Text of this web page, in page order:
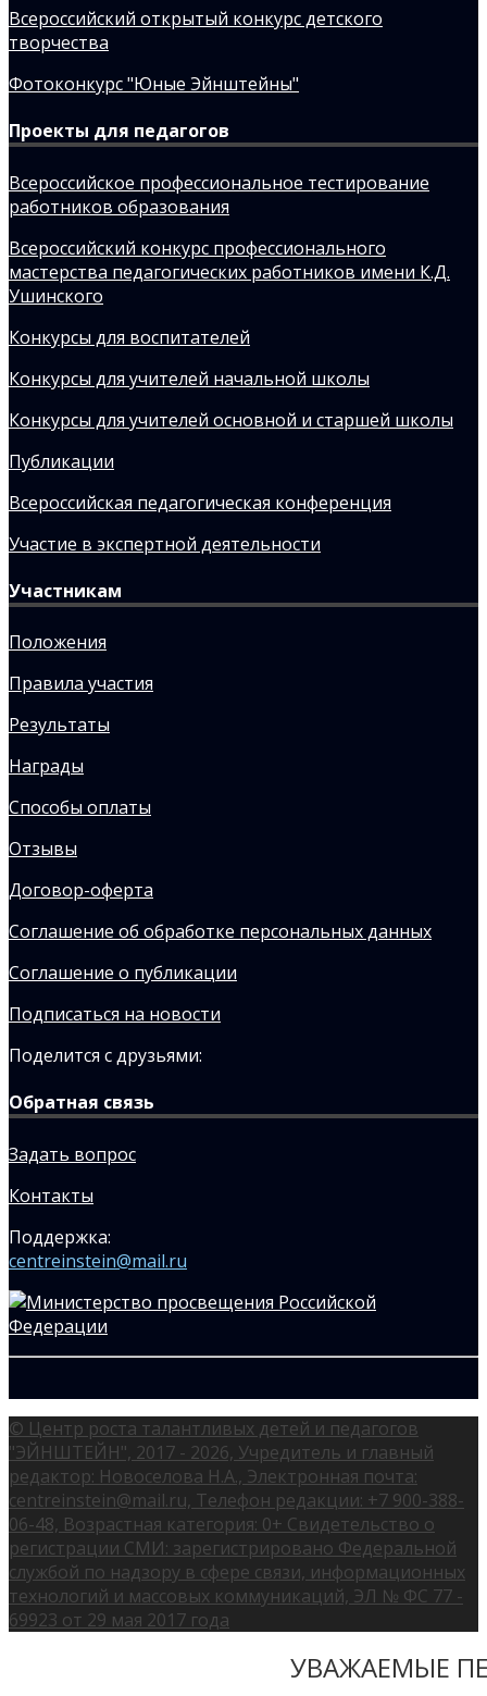
Всероссийский открытый конкурс детского
творчества
Фотоконкурс "Юные Эйнштейны"
Проекты для педагогов
Всероссийское профессиональное тестирование
работников образования
Всероссийский конкурс профессионального
мастерства педагогических работников имени К.Д.
Ушинского
Конкурсы для воспитателей
Конкурсы для учителей начальной школы
Конкурсы для учителей основной и старшей школы
Публикации
Всероссийская педагогическая конференция
Участие в экспертной деятельности
Участникам
Положения
Правила участия
Результаты
Награды
Способы оплаты
Отзывы
Договор-оферта
Соглашение об обработке персональных данных
Соглашение о публикации
Подписаться на новости
Поделится с друзьями:
Обратная связь
Задать вопрос
Контакты
Поддержка:
centreinstein@mail.ru
© Центр роста талантливых детей и педагогов
"ЭЙНШТЕЙН", 2017 - 2026, Учредитель и главный
редактор: Новоселова Н.А., Электронная почта:
centreinstein@mail.ru, Телефон редакции: +7 900-388-
06-48, Возрастная категория: 0+ Свидетельство о
регистрации СМИ: зарегистрировано Федеральной
службой по надзору в сфере связи, информационных
технологий и массовых коммуникаций, ЭЛ № ФС 77 -
69923 от 29 мая 2017 года
УВАЖАЕМЫЕ